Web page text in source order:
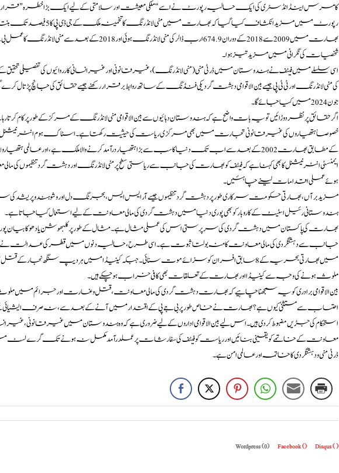
کامرس اینڈ انڈسٹری کی ایک حالیہ رپورٹ نے اسے “ملکی معیشت اور سلامتی کے لیے ایک بڑا خطرہ” قرار
رپورٹ میں مزید انکشاف کیا گیا کہ بھارت میں منی لانڈرنگ کاتخمینہ ملک کےجی ڈی پی کا 5 فیصد تک بنتا ہے۔
بھارت میں 2009 سے 2018 کےدوران 674.9 ارب ڈالر کی منی لانڈرنگ ہوئی اور
شخصیات کی نگرانی میں مزیدتیزہوا۔
اسی سلسلے میں فیٹف نے ہندوستان میں ڈرٹی منی ( منی لانڈرنگ) ، غیر قانونی اور غیر انسانی کارروائیوں کی تفصیلی تحقیق
کی منی لانڈرنگ اور ٹی ٹی پی جیسے بین الاقوامی دہشت گردیکی فنڈنگ کے ساتھ روابط برقرار رکھنے جیسے حقائق کی جانچ پڑتال کرے
جون 2024 میں کیا جائے گا۔
اگر حقائق پر نظر دوڑائیں تو یہ بات واضح ہے کہ ہندوستان دہائیوں سےبین الاقوامی منی لانڈرنگ کے مرکزکے طورپرکام
خصوصاً ہتھیاروں کی غیرقانونی تجارت میں بھی مرکزی ریاست کی حیثیت رکھتا ہے۔ اسٹاک ہوم
کے مطابق بھارت 2002 کے بعد سے اب تک دنیا کا سب سے بڑا ہتھیار درآمد کرنے والا ملک ہے، اور عالمی ہتھیاروں کا 11 فیصد درآمد کرتا ہے۔
ایمنسٹی انٹرنیشنل کا بھی کہنا ہے کہ فیٹف کوبھارت کی جانب سے ریاستی سطح پر منی لانڈرنگ اور دہشت گرد تنظیموں کی
ہوئےعملی اقدامات لینےچاہئیں۔
مزید برآں ، بھارتی حکومت سرکاری طور پر دہشت گرد تنظیموں جیسے آر ایس ایس، بجرنگ دل اور وشو ہندو پریشد کی
ہندوستانی رئیل اسٹیٹ کے کاروبار کو بھی پوری دنیا میں دہشت گردی کی مالی معاونت کے لیے استعمال کیا جاتا ہے۔
بھارت کی پاکستان میں دہشت گردی کی سرپرستی اس کی عملی مثال ہے۔ مثال کے طور پر کلبھوشن یادھو کا بیان
جانب سے دہشتگردی کی مالی معاونت کا منہ بولتا ثبوت ہے۔ اسی طرح ، حالیہ دنوں میں قطر کی عدالت نے
میں بھارتی بحریہ کے8 سابق افسران کو سزائے موت سنائی۔ جبکہ کینیڈا میں ہردیپ سنگھ نجار کے
ملوث ہونے کی وجہ سے کینیڈا اور بھارت کے تعلقات بھی کافی خراب ہوچکے ہیں۔
بین الاقوامی برادری کو یہ سمجھنا چاہیے کہ بھارت دہشت گردی کی مالی معاونت، قتل و غارت اور جرائم میں ملوث
احتساب سے مستثنیٰ کیوں ہے؟ بھارت نے خاص طور پر بی جے پی کے اقتدار میں آنے کے بعد سے، نہ صرف ایشیائی
استحکام کی جڑیں مضبوط کر دی ہیں۔ اس لیے بین الاقوامی اداروں کے لیے ضروری ہے کہ وہ ہندوستان میں غیر قانونی ، غیر
معاونت کے خاتمے کو یقینی بنائیں اور ریاست کو فیٹف کی سفارشات پر عملدرآمد مکمل نہ ہونے تک گرے
ڈرٹی منی و دہشتگردی کا خاتمہ اور عالمی امن ہے۔
Wordpress (0) Facebook () Disqus ()